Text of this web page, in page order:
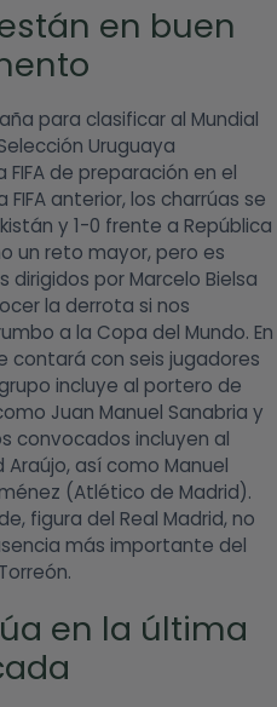
en buen
para clasificar al Mundial
Uruguaya
de preparación en el
FIFA anterior, los charrúas se
y 1-0 frente a República
un reto mayor, pero es
por Marcelo Bielsa
la derrota si nos
a la Copa del Mundo. En
contará con seis jugadores
incluye al portero de
Juan Manuel Sanabria y
convocados incluyen al
así como Manuel
(Atlético de Madrid).
figura del Real Madrid, no
más importante del
en la última